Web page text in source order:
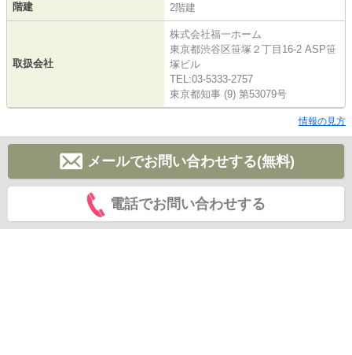
階建 2階建
取扱会社
株式会社福一ホーム
東京都渋谷区笹塚２丁目16-2 ASP笹
塚ビル
TEL:03-5333-2757
東京都知事 (9) 第53079号
情報の見方
メールでお問い合わせする(無料)
電話でお問い合わせする